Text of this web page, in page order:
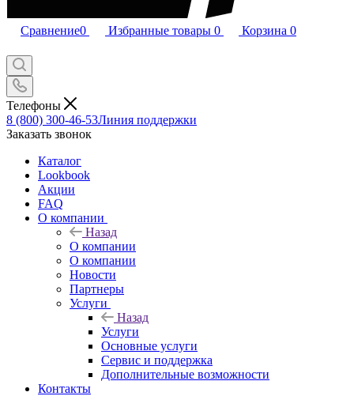
Сравнение0 Избранные товары 0 Корзина 0
Телефоны
8 (800) 300-46-53Линия поддержки
Заказать звонок
Каталог
Lookbook
Акции
FAQ
О компании
Назад
О компании
О компании
Новости
Партнеры
Услуги
Назад
Услуги
Основные услуги
Сервис и поддержка
Дополнительные возможности
Контакты